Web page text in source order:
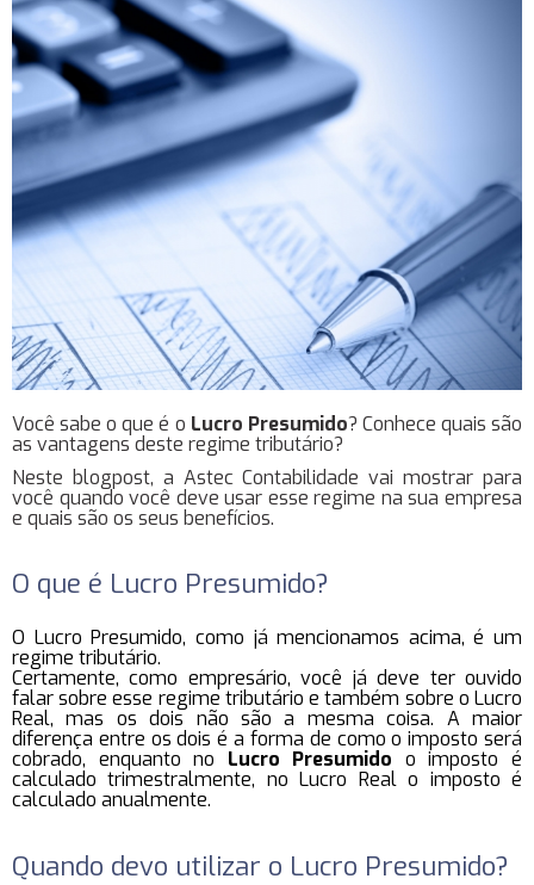
Você sabe o que é o Lucro Presumido? Conhece quais são
as vantagens deste regime tributário?
Neste blogpost, a Astec Contabilidade vai mostrar para
você quando você deve usar esse regime na sua empresa
e quais são os seus benefícios.
O que é Lucro Presumido?
O Lucro Presumido, como já mencionamos acima, é um
regime tributário.
Certamente, como empresário, você já deve ter ouvido
falar sobre esse regime tributário e também sobre o Lucro
Real, mas os dois não são a mesma coisa. A maior
diferença entre os dois é a forma de como o imposto será
cobrado, enquanto no Lucro Presumido o imposto é
calculado trimestralmente, no Lucro Real o imposto é
calculado anualmente.
Quando devo utilizar o Lucro Presumido?